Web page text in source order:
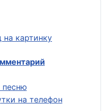
на картинку